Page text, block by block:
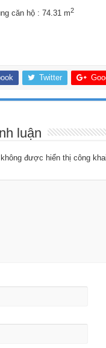
căn hộ : 74.31 m2
Twitter
luận
được hiển thị công khai.